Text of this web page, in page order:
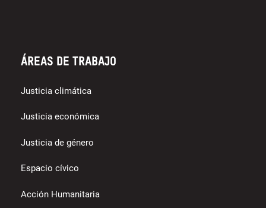
Áreas de trabajo
Justicia climática
Justicia económica
Justicia de género
Espacio cívico
Acción Humanitaria